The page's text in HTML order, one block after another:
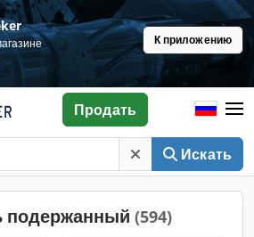
К приложению
Искать
Продать
подержанный (594)